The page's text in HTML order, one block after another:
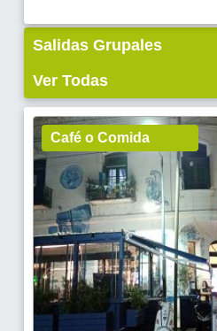
Salidas Grupales
Ver Todas
Café o Comida